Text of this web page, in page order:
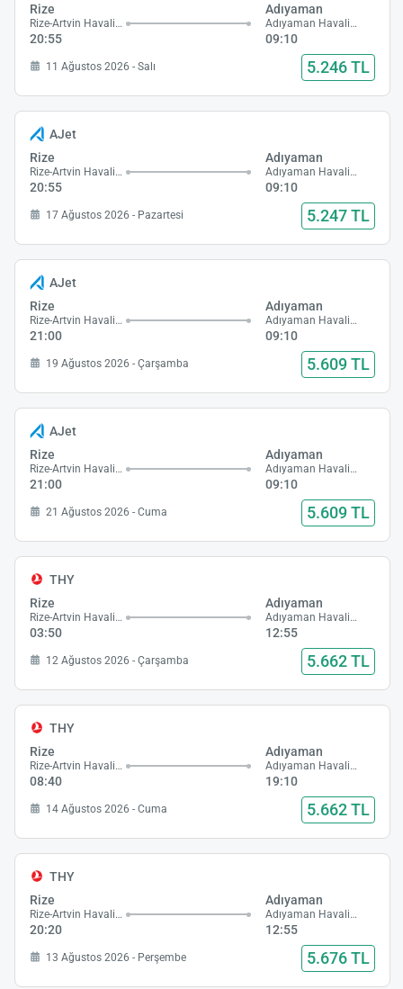
Rize
Rize-Artvin Havalimanı
20:55
Adıyaman
Adıyaman Havalimanı
09:10
11 Ağustos 2026 - Salı 5.246 TL
AJet
Rize
Rize-Artvin Havalimanı
20:55
Adıyaman
Adıyaman Havalimanı
09:10
17 Ağustos 2026 - Pazartesi 5.247 TL
AJet
Rize
Rize-Artvin Havalimanı
21:00
Adıyaman
Adıyaman Havalimanı
09:10
19 Ağustos 2026 - Çarşamba 5.609 TL
AJet
Rize
Rize-Artvin Havalimanı
21:00
Adıyaman
Adıyaman Havalimanı
09:10
21 Ağustos 2026 - Cuma 5.609 TL
THY
Rize
Rize-Artvin Havalimanı
03:50
Adıyaman
Adıyaman Havalimanı
12:55
12 Ağustos 2026 - Çarşamba 5.662 TL
THY
Rize
Rize-Artvin Havalimanı
08:40
Adıyaman
Adıyaman Havalimanı
19:10
14 Ağustos 2026 - Cuma 5.662 TL
THY
Rize
Rize-Artvin Havalimanı
20:20
Adıyaman
Adıyaman Havalimanı
12:55
13 Ağustos 2026 - Perşembe 5.676 TL